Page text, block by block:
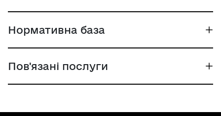
Нормативна база
Пов'язані послуги